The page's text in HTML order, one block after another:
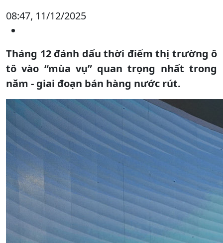
08:47, 11/12/2025
Tháng 12 đánh dấu thời điểm thị trường ô
tô vào “mùa vụ” quan trọng nhất trong
năm - giai đoạn bán hàng nước rút.